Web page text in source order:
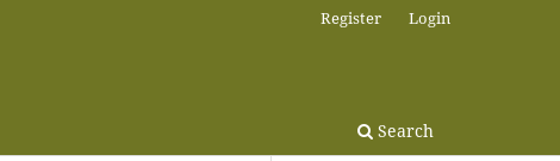
Search
Register Login